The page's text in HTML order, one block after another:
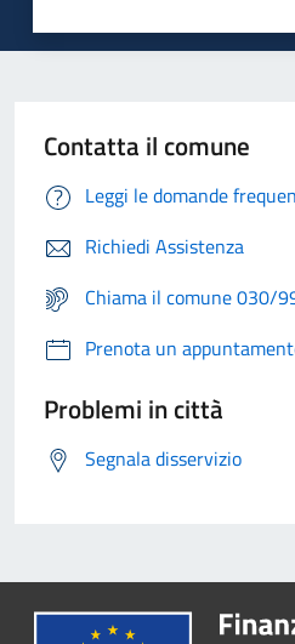
Contatta il comune
Leggi le domande
Richiedi Assistenza
Chiama il comune 030/
Prenota un
Problemi in città
Segnala disservizio